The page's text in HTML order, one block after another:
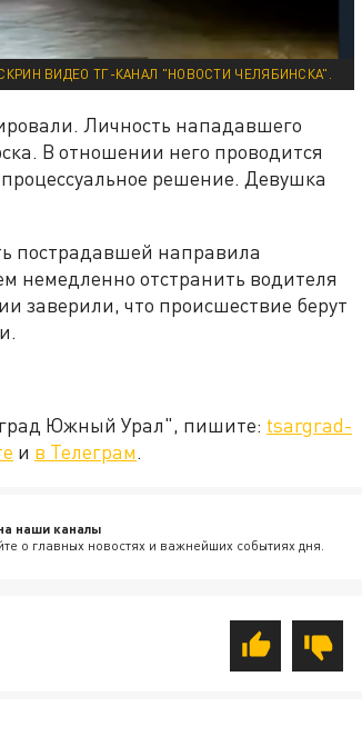
ВИДЕО ТГ-КАНАЛ "НОВОСТИ ЧЕЛЯБИНСКА".
Личность нападавшего
В отношении него проводится
решение. Девушка
пострадавшей направила
немедленно отстранить водителя
заверили, что происшествие берут
Южный Урал", пишите: tsargrad-
и в Телеграм.
наши каналы
о главных новостях и важнейших событиях дня.